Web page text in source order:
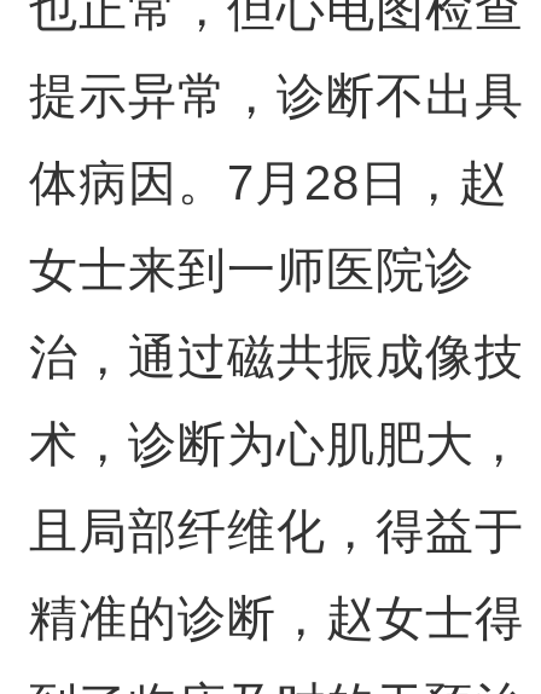
提示异常，诊断不出具
体病因。7月28日，赵
女士来到一师医院诊
治，通过磁共振成像技
术，诊断为心肌肥大，
且局部纤维化，得益于
精准的诊断，赵女士得